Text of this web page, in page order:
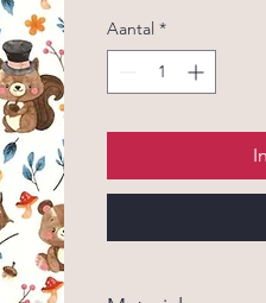
Aantal *